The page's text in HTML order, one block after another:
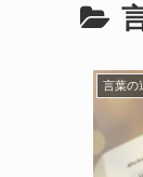
言葉の